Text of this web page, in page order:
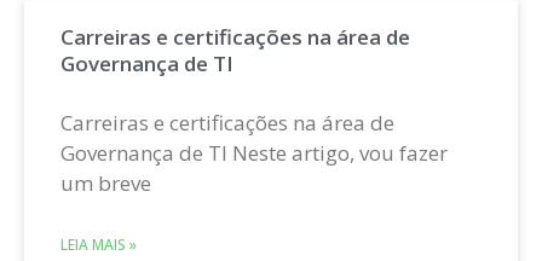
Carreiras e certificações na área de
Governança de TI
Carreiras e certificações na área de
Governança de TI Neste artigo, vou fazer
um breve
LEIA MAIS »